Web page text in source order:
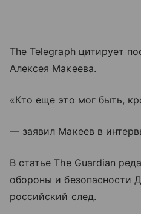
The Telegraph цитирует
Алексея Макеева.
«Кто еще это мог быть,
— заявил Макеев в
В статье The Guardian
обороны и безопасности
российский след.